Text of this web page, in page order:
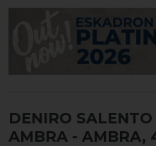
DENIRO
AMBRA - AMBRA,